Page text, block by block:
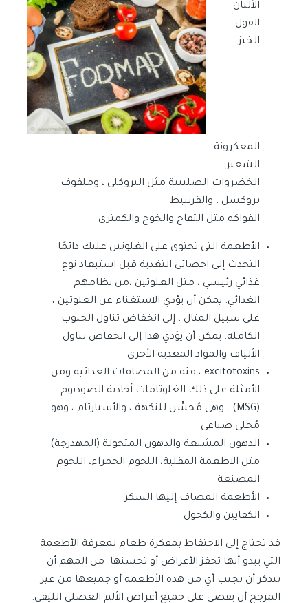
الألبان
الفول
الخبز
المعكرونة
الشعير
الخضروات الصليبية مثل البروكلي ، وملفوف
بروكسل ، والقرنبيط
الفواكه مثل التفاح والخوخ والكمثرى
الأطعمة التي تحتوي على الغلوتين عليك دائمًا
التحدث إلى اخصائي التغذية قبل استبعاد نوع
غذائي رئيسي ، مثل الغلوتين ،من نظامهم
الغذائي. يمكن أن يؤدي الاستغناء عن الغلوتين ،
على سبيل المثال ، إلى انخفاض تناول الحبوب
الكاملة. يمكن أن يؤدي هذا إلى انخفاض تناول
الألياف والمواد المغذية الأخرى
excitotoxins ، فئة من المضافات الغذائية ومن
الأمثلة على ذلك الغلوتامات أحادية الصوديوم
(MSG) ، وهي مُحسِّن للنكهة ، والأسبارتام ، وهو
مُحلي صناعي
الدهون المشبعة والدهون المتحولة (المهدرجة)
مثل الاطعمة المقلية، اللحوم الحمراء، اللحوم
المصنعة
الأطعمة المضاف إليها السكر
الكفايين والكحول
قد تحتاج إلى الاحتفاظ بمفكرة طعام لمعرفة الأطعمة
التي يبدو أنها تحفز الأعراض أو تحسنها. من المهم أن
تتذكر أن تجنب أي من هذه الأطعمة أو جميعها من غير
المرجح أن يقضي على جميع أعراض الألم العضلي الليفي.